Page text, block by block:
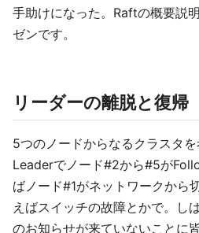
手助けになった。Raftの概要説
ゼンです。
リーダーの離脱と復帰
5つのノードからなるクラスタ
Leaderでノード#2から#5が
ばノード#1がネットワークから
えばスイッチの故障とかで。し
のお知らせが来ていないことに